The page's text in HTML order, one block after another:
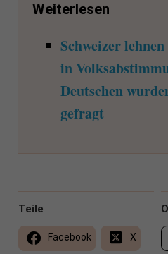
Weiterlesen
Schweizer
in
Deutschen
gefragt
Teile
Facebook X